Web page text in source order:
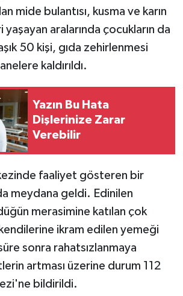
mide bulantısı, kusma ve karın
yaşayan aralarında çocukların da
50 kişi, gıda zehirlenmesi
kaldırıldı.
Yazın Bu Hata
Dişlerinize Zarar
Verebilir
faaliyet gösteren bir
meydana geldi. Edinilen
merasimine katılan çok
ikram edilen yemeği
sonra rahatsızlanmaya
artması üzerine durum 112
bildirildi.